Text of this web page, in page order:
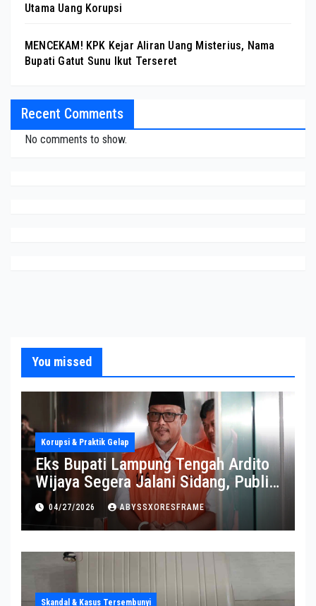
Utama Uang Korupsi
MENCEKAM! KPK Kejar Aliran Uang Misterius, Nama
Bupati Gatut Sunu Ikut Terseret
Recent Comments
No comments to show.
You missed
Korupsi & Praktik Gelap
Eks Bupati Lampung Tengah Ardito
Wijaya Segera Jalani Sidang, Publik
Soroti Perkembangannya
04/27/2026 ABYSSXORESFRAME
Skandal & Kasus Tersembunyi